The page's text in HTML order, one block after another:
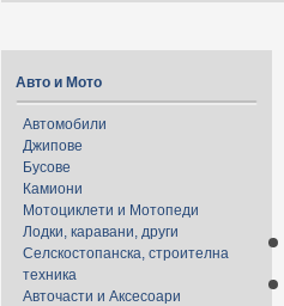
Авто и Мото
Автомобили
Джипове
Бусове
Камиони
Мотоциклети и Мотопеди
Лодки, каравани, други
Селскостопанска, строителна
техника
Авточасти и Аксесоари